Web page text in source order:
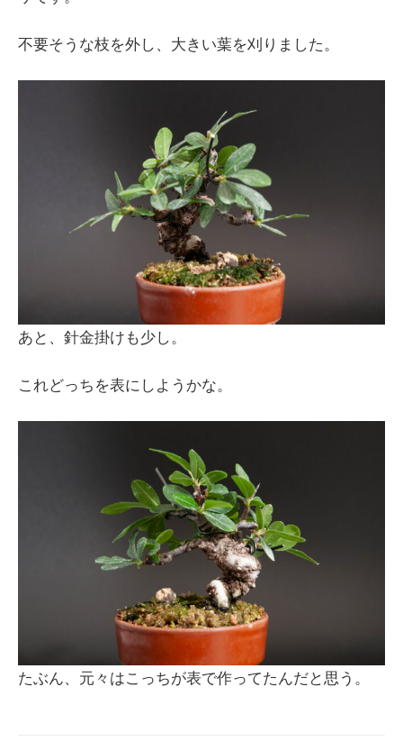
不要そうな枝を外し、大きい葉を刈りました。
あと、針金掛けも少し。
これどっちを表にしようかな。
たぶん、元々はこっちが表で作ってたんだと思う。